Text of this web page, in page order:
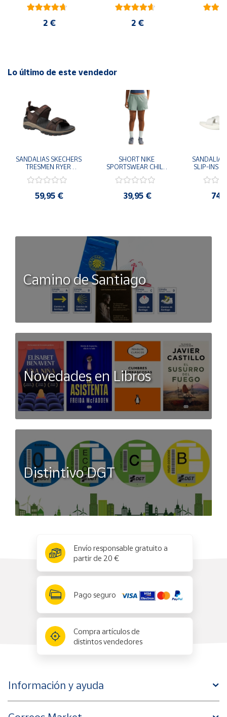
2 € 2 €
Lo último de este vendedor
SANDALIAS SKECHERS
TRESMEN RYER
205112-CHOC
COMODAS
59,95 €
SHORT NIKE
SPORTSWEAR CHILL
006 PANTALONES
39,95 €
SANDALIAS
SLIP-INS
Camino de Santiago
Novedades en Libros
Distintivo DGT
Envío responsable gratuito a
partir de 20 €
Pago seguro
Compra artículos de
distintos vendedores
Información y ayuda